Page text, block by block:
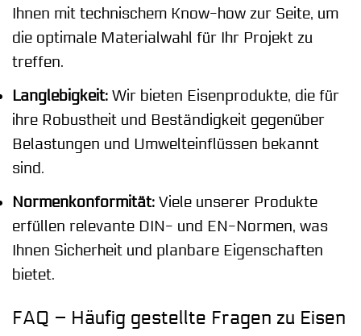
Ihnen mit technischem Know-how zur Seite, um
die optimale Materialwahl für Ihr Projekt zu
treffen.
Langlebigkeit: Wir bieten Eisenprodukte, die für
ihre Robustheit und Beständigkeit gegenüber
Belastungen und Umwelteinflüssen bekannt
sind.
Normenkonformität: Viele unserer Produkte
erfüllen relevante DIN- und EN-Normen, was
Ihnen Sicherheit und planbare Eigenschaften
bietet.
FAQ – Häufig gestellte Fragen zu Eisen